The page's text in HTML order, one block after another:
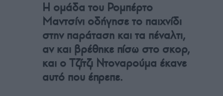
Η ομάδα του Ρομπέρτο
Μαντσίνι οδήγησε το παιχνίδι
στην παράταση και τα πέναλτι,
αν και βρέθηκε πίσω στο σκορ,
και ο Τζίτζι Ντοναρούμα έκανε
αυτό που έπρεπε.